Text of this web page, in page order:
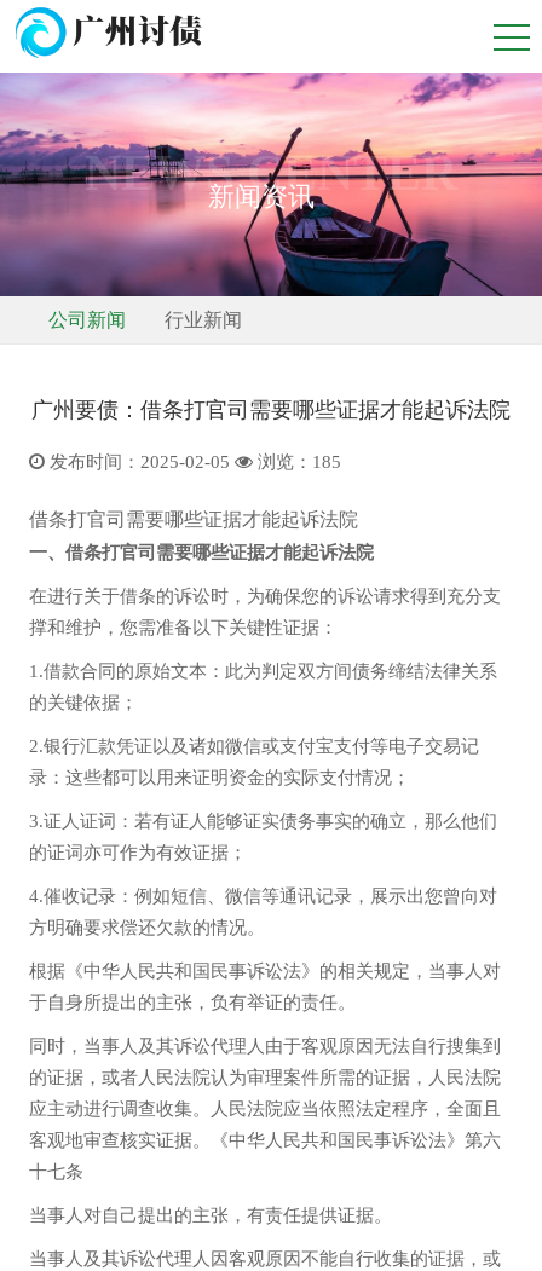
NEWS CENTER
新闻资讯
公司新闻 行业新闻
广州要债：借条打官司需要哪些证据才能起诉法院
发布时间：2025-02-05 浏览： 185
借条打官司需要哪些证据才能起诉法院
一、借条打官司需要哪些证据才能起诉法院
在进行关于借条的诉讼时，为确保您的诉讼请求得到充分支
撑和维护，您需准备以下关键性证据：
1.借款合同的原始文本：此为判定双方间债务缔结法律关系
的关键依据；
2.银行汇款凭证以及诸如微信或支付宝支付等电子交易记
录：这些都可以用来证明资金的实际支付情况；
3.证人证词：若有证人能够证实债务事实的确立，那么他们
的证词亦可作为有效证据；
4.催收记录：例如短信、微信等通讯记录，展示出您曾向对
方明确要求偿还欠款的情况。
根据《中华人民共和国民事诉讼法》的相关规定，当事人对
于自身所提出的主张，负有举证的责任。
同时，当事人及其诉讼代理人由于客观原因无法自行搜集到
的证据，或者人民法院认为审理案件所需的证据，人民法院
应主动进行调查收集。人民法院应当依照法定程序，全面且
客观地审查核实证据。《中华人民共和国民事诉讼法》第六
十七条
当事人对自己提出的主张，有责任提供证据。
当事人及其诉讼代理人因客观原因不能自行收集的证据，或